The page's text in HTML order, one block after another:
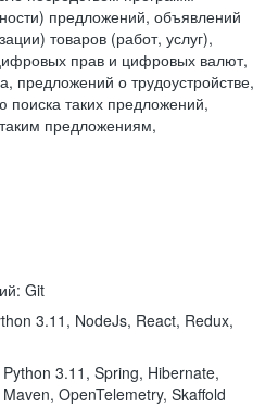
предложений, объявлений
товаров (работ, услуг),
прав и цифровых валют,
предложений о трудоустройстве,
поиска таких предложений,
предложениям,
Git
3.11, NodeJs, React, Redux,
3.11, Spring, Hibernate,
OpenTelemetry, Skaffold